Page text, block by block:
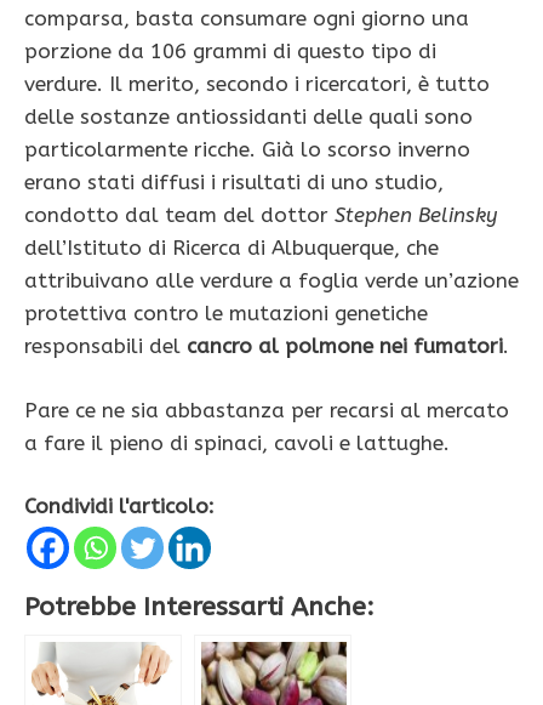
comparsa, basta consumare ogni giorno una
porzione da 106 grammi di questo tipo di
verdure. Il merito, secondo i ricercatori, è tutto
delle sostanze antiossidanti delle quali sono
particolarmente ricche. Già lo scorso inverno
erano stati diffusi i risultati di uno studio,
condotto dal team del dottor Stephen Belinsky
dell’Istituto di Ricerca di Albuquerque, che
attribuivano alle verdure a foglia verde un’azione
protettiva contro le mutazioni genetiche
responsabili del cancro al polmone nei fumatori.
Pare ce ne sia abbastanza per recarsi al mercato
a fare il pieno di spinaci, cavoli e lattughe.
Condividi l'articolo:
Potrebbe Interessarti Anche: